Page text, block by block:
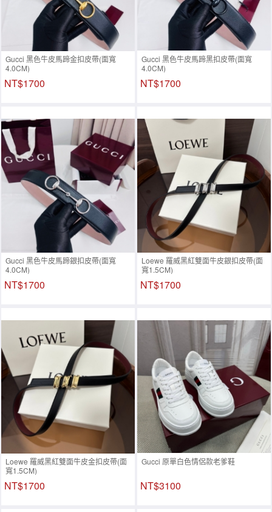
Gucci 黑色牛皮馬蹄金扣皮帶(面寬
4.0CM)
NT$1700
Gucci 黑色牛皮馬蹄黑扣皮帶(面寬
4.0CM)
NT$1700
Gucci 黑色牛皮馬蹄銀扣皮帶(面寬
4.0CM)
NT$1700
Loewe 羅威黑紅雙面牛皮銀扣皮帶(面
寬1.5CM)
NT$1700
Loewe 羅威黑紅雙面牛皮金扣皮帶(面
寬1.5CM)
NT$1700
Gucci 原單白色情侶款老爹鞋
NT$3100